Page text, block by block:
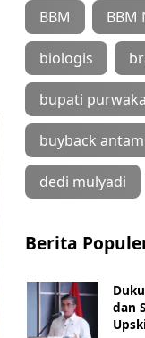
BBM BBM
biologis
bupati
buyback
dedi mulyadi
Berita
dan